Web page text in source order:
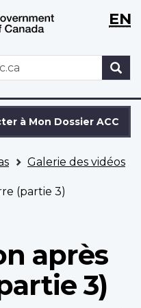
WxT
WxTEN
à Mon Dossier ACC
Galerie des vidéos
(partie 3)
après
3)